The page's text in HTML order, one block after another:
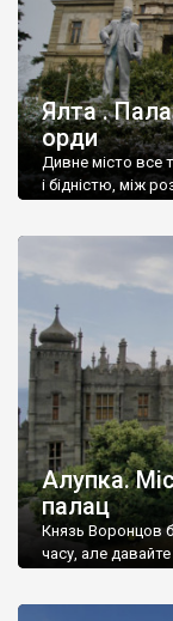
Ялта .
орди
Дивне місто все
і бідністю, між
Алупка.
палац
Князь Воронцов
часу, але